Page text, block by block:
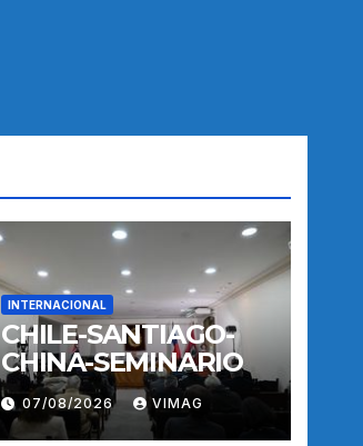
INTERNACIONAL
CHILE-SANTIAGO-
CHINA-SEMINARIO
07/08/2026 VIMAG